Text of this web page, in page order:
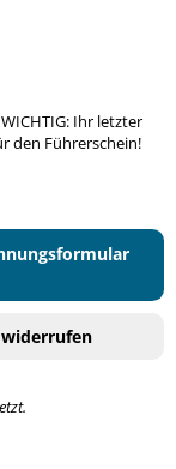
Ihr letzter
den Führerschein!